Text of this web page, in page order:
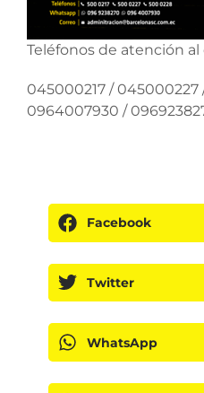
Teléfonos de atención
045000217 /
0964007930 /
Facebook
Twitter
WhatsApp